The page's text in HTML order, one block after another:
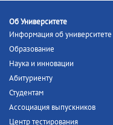
Об Университете
Информация об университете
Образование
Наука и инновации
Абитуриенту
Студентам
Ассоциация выпускников
Центр тестирования